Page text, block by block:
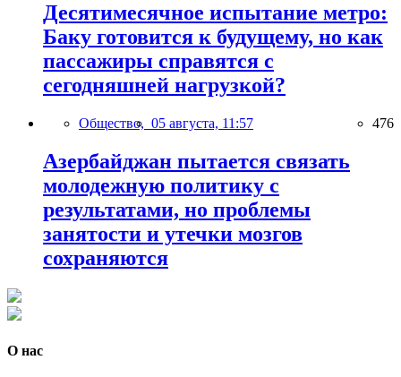
Десятимесячное испытание метро:
Баку готовится к будущему, но как
пассажиры справятся с
сегодняшней нагрузкой?
Общество, 05 августа, 11:57 476
Азербайджан пытается связать
молодежную политику с
результатами, но проблемы
занятости и утечки мозгов
сохраняются
О нас